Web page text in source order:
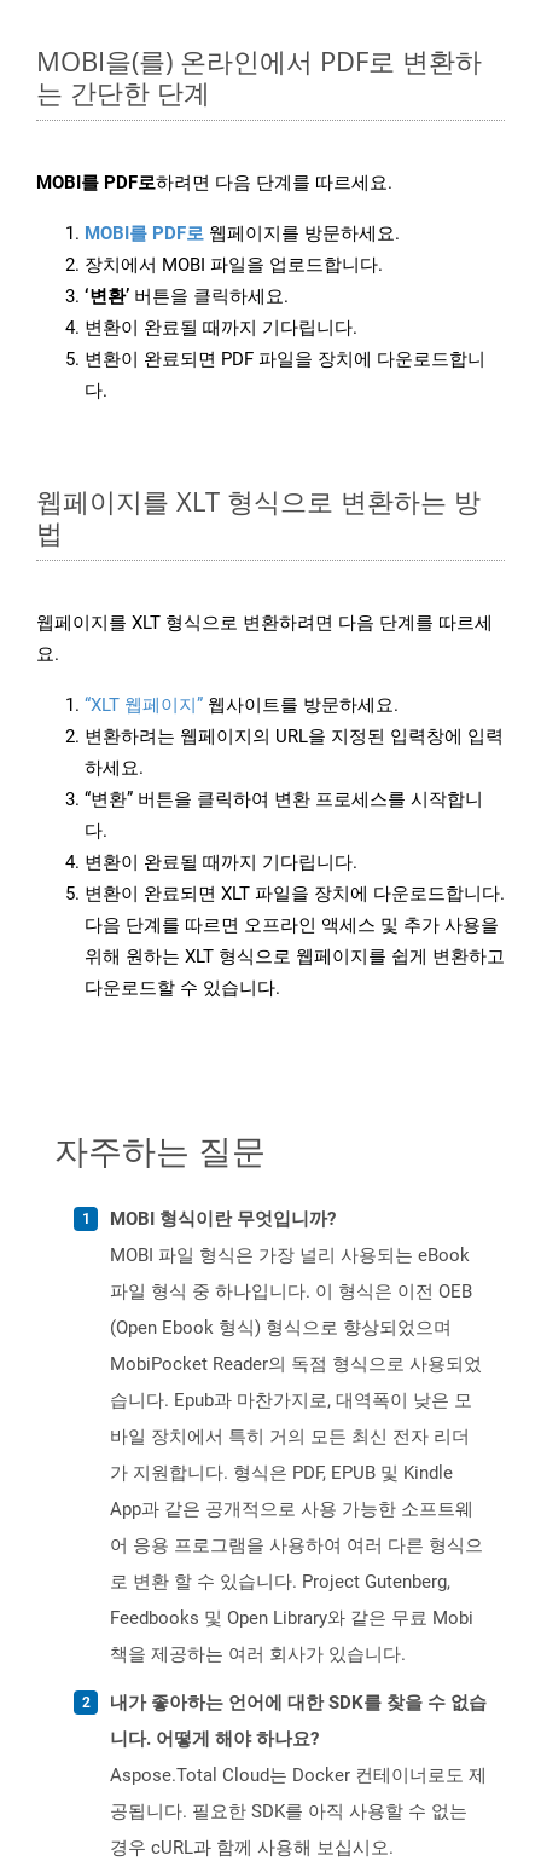
MOBI을(를) 온라인에서 PDF로 변환하
는 간단한 단계
MOBI를 PDF로하려면 다음 단계를 따르세요.
MOBI를 PDF로 웹페이지를 방문하세요.
장치에서 MOBI 파일을 업로드합니다.
‘변환’ 버튼을 클릭하세요.
변환이 완료될 때까지 기다립니다.
변환이 완료되면 PDF 파일을 장치에 다운로드합니
다.
웹페이지를 XLT 형식으로 변환하는 방
법
웹페이지를 XLT 형식으로 변환하려면 다음 단계를 따르세
요.
“XLT 웹페이지” 웹사이트를 방문하세요.
변환하려는 웹페이지의 URL을 지정된 입력창에 입력
하세요.
“변환” 버튼을 클릭하여 변환 프로세스를 시작합니
다.
변환이 완료될 때까지 기다립니다.
변환이 완료되면 XLT 파일을 장치에 다운로드합니다.
다음 단계를 따르면 오프라인 액세스 및 추가 사용을
위해 원하는 XLT 형식으로 웹페이지를 쉽게 변환하고
다운로드할 수 있습니다.
자주하는 질문
MOBI 형식이란 무엇입니까?
MOBI 파일 형식은 가장 널리 사용되는 eBook
파일 형식 중 하나입니다. 이 형식은 이전 OEB
(Open Ebook 형식) 형식으로 향상되었으며
MobiPocket Reader의 독점 형식으로 사용되었
습니다. Epub과 마찬가지로, 대역폭이 낮은 모
바일 장치에서 특히 거의 모든 최신 전자 리더
가 지원합니다. 형식은 PDF, EPUB 및 Kindle
App과 같은 공개적으로 사용 가능한 소프트웨
어 응용 프로그램을 사용하여 여러 다른 형식으
로 변환 할 수 있습니다. Project Gutenberg,
Feedbooks 및 Open Library와 같은 무료 Mobi
책을 제공하는 여러 회사가 있습니다.
내가 좋아하는 언어에 대한 SDK를 찾을 수 없습
니다. 어떻게 해야 하나요?
Aspose.Total Cloud는 Docker 컨테이너로도 제
공됩니다. 필요한 SDK를 아직 사용할 수 없는
경우 cURL과 함께 사용해 보십시오.